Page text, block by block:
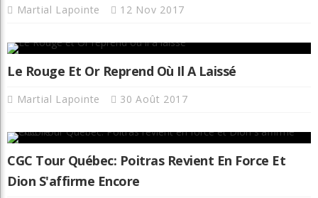
Martial Lapointe 12 Nov 2017
Le Rouge Et Or Reprend Où Il A Laissé
Martial Lapointe 30 Août 2017
CGC Tour Québec: Poitras Revient En Force Et
Dion S'affirme Encore